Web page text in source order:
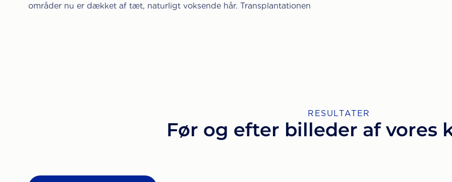
områder nu er dækket af tæt, naturligt voksende hår. Transplantationen
RESULTATER
Før og efter billeder af vores